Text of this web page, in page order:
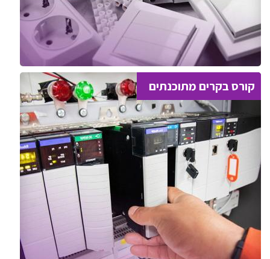
קורס בקרים מתוכנתים